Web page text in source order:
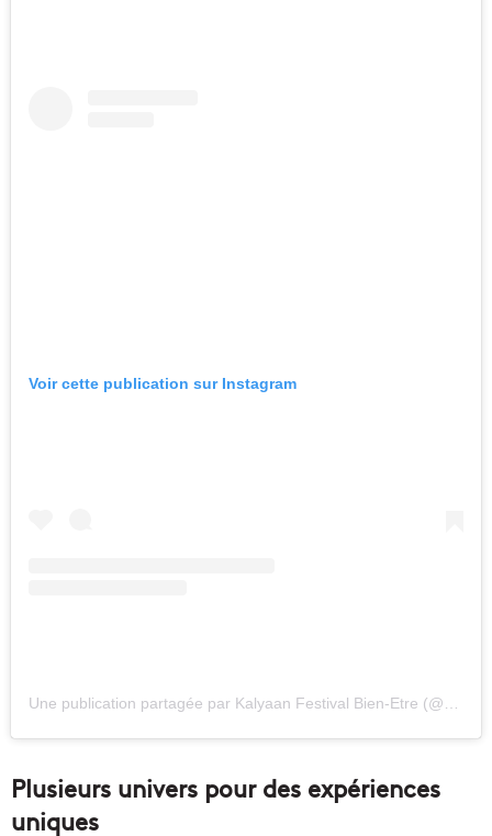
Voir cette publication sur Instagram
Plusieurs univers pour des expériences
uniques